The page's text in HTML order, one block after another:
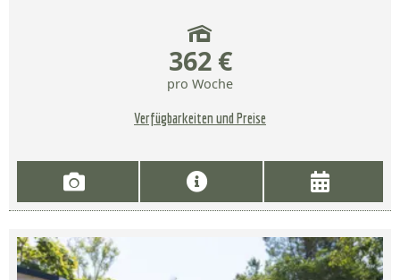
362 €
pro Woche
Verfügbarkeiten und Preise